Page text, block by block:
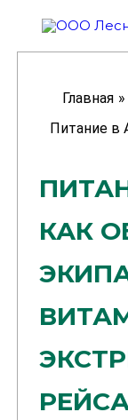
Главная »
Питание в
КАК